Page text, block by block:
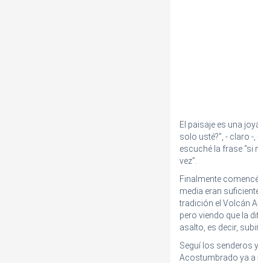
El paisaje es una
solo usté?”, - claro
escuché la frase “si
vez”.
Finalmente
media eran
tradición el Volcán
pero viendo que la
asalto, es decir,
Seguí los senderos
Acostumbrado ya a